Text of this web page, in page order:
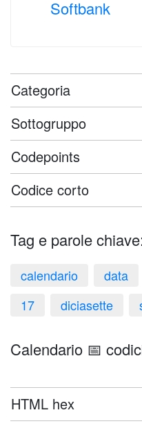
Softbank
Categoria
Sottogruppo
Codepoints
Codice corto
Tag e parole
calendario data
17
diciasette
Calendario 📅
HTML hex